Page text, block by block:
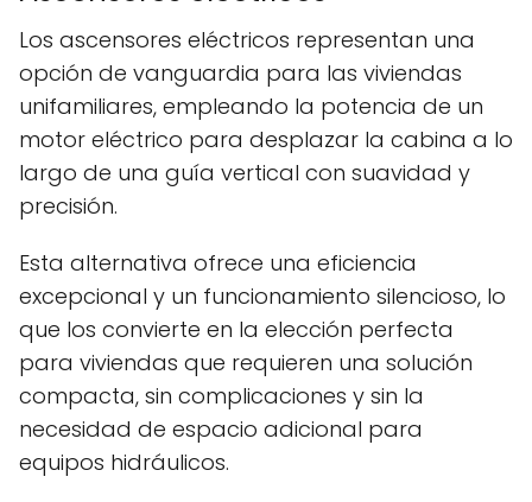
Los ascensores eléctricos representan una
opción de vanguardia para las viviendas
unifamiliares, empleando la potencia de un
motor eléctrico para desplazar la cabina a lo
largo de una guía vertical con suavidad y
precisión.
Esta alternativa ofrece una eficiencia
excepcional y un funcionamiento silencioso, lo
que los convierte en la elección perfecta
para viviendas que requieren una solución
compacta, sin complicaciones y sin la
necesidad de espacio adicional para
equipos hidráulicos.